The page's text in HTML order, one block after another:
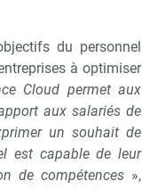
du personnel
à optimiser
Cloud permet aux
aux salariés de
un souhait de
est capable de leur
de compétences »,